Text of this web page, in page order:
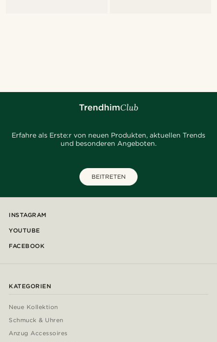
Erfahre als Erste:r von neuen Produkten, aktuellen Trends
und besonderen Angeboten.
BEITRETEN
INSTAGRAM
YOUTUBE
FACEBOOK
KATEGORIEN
Neue Kollektion
Schmuck & Uhren
Anzug Accessoires